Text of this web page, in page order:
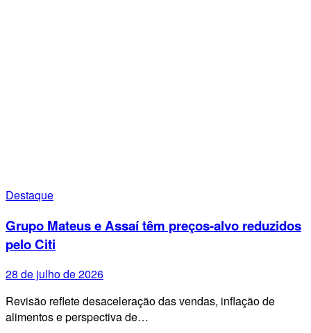
Destaque
Grupo Mateus e Assaí têm preços-alvo reduzidos
pelo Citi
28 de julho de 2026
Revisão reflete desaceleração das vendas, inflação de
alimentos e perspectiva de…